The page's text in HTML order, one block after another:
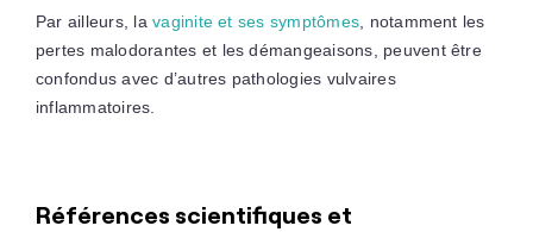
Par ailleurs, lavaginite et ses symptômes , notamment les
pertes malodorantes et les démangeaisons, peuvent être
confondus avec d’autres pathologies vulvaires
inflammatoires.
Références scientifiques et